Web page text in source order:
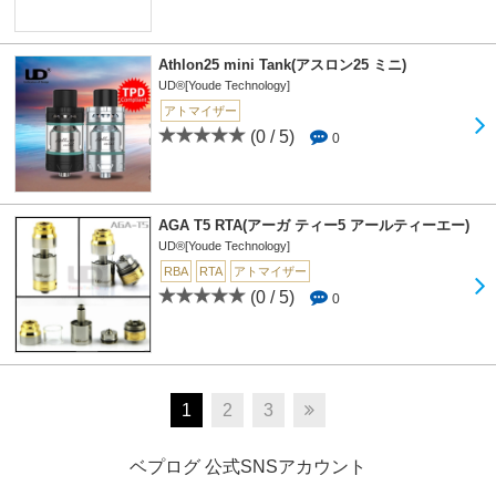
Athlon25 mini Tank(アスロン25 ミニ)
UD®[Youde Technology]
アトマイザー
(0 / 5) 0
AGA T5 RTA(アーガ ティー5 アールティーエー)
UD®[Youde Technology]
RBA
RTA アトマイザー
(0 / 5) 0
1 2 3
ベプログ 公式SNSアカウント